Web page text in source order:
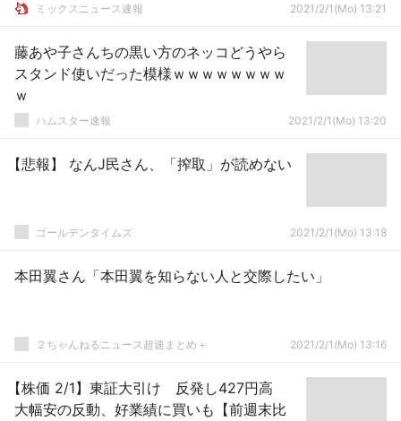
ミックスニュース速報 2021/2/1(Mo) 13:21
藤あや子さんちの黒い方のネッコどうやら
スタンド使いだった模様ｗｗｗｗｗｗｗｗ
ｗ
ハムスター速報 2021/2/1(Mo) 13:20
【悲報】 なんJ民さん、「搾取」が読めない
ゴールデンタイムズ 2021/2/1(Mo) 13:18
本田翼さん「本田翼を知らない人と交際したい」
２ちゃんねるニュース超速まとめ＋ 2021/2/1(Mo) 13:16
【株価 2/1】東証大引け 反発し427円高
大幅安の反動、好業績に買いも【前週末比